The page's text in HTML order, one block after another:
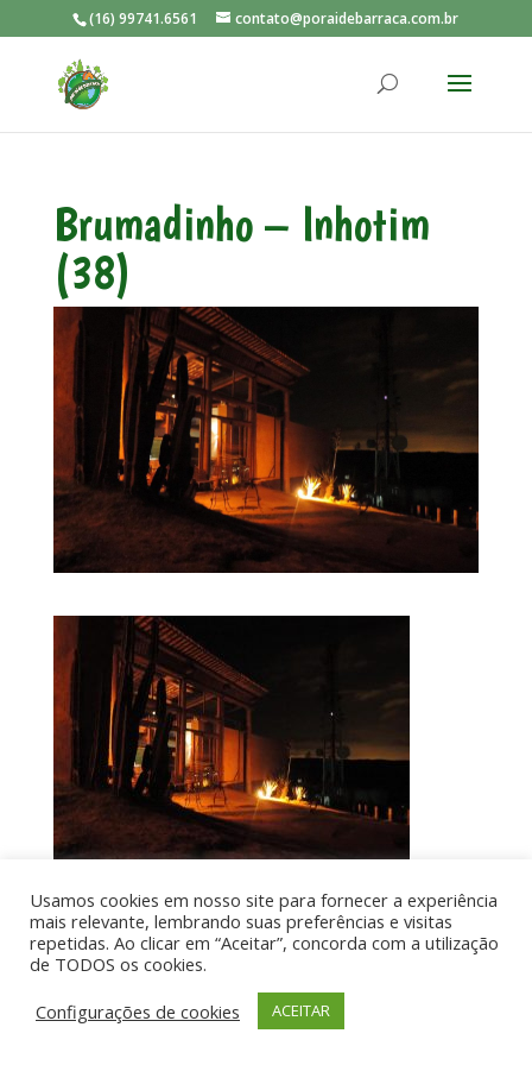
(16) 99741.6561 contato@poraidebarraca.com.br
Brumadinho – Inhotim
(38)
Por aí de Barraca - direitos reservados - Desenvolvido
por UIA WEB
Usamos cookies em nosso site para fornecer a experiência
mais relevante, lembrando suas preferências e visitas
repetidas. Ao clicar em “Aceitar”, concorda com a utilização
de TODOS os cookies.
Configurações de cookies
ACEITAR